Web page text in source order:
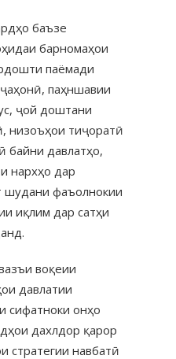
баъзе
барномаҳои
паёмади
паҳншавии
ҷой доштани
низоъҳои тиҷоратӣ
байни давлатҳо,
нархҳо дар
шудани фаъолнокии
иқлим дар сатҳи
воқеии
давлатии
сифатноки онҳо
дахлдор қарор
стратегии навбатӣ